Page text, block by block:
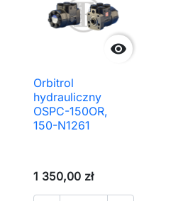

Orbitrol
hydrauliczny
OSPC-150OR,
150-N1261
1 350,00 zł